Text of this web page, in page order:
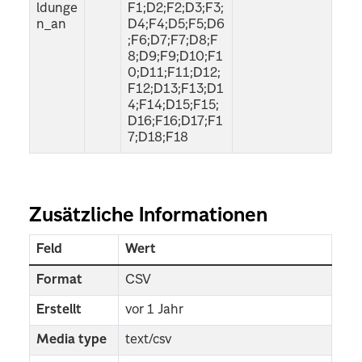
ldunge
n_an
F1;D2;F2;D3;F3;
D4;F4;D5;F5;D6
;F6;D7;F7;D8;F
8;D9;F9;D10;F1
0;D11;F11;D12;
F12;D13;F13;D1
4;F14;D15;F15;
D16;F16;D17;F1
7;D18;F18
Zusätzliche Informationen
Feld Wert
Format CSV
Erstellt vor 1 Jahr
Media type text/csv